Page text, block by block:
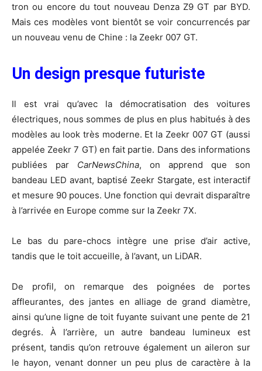
tron ou encore du tout nouveau Denza Z9 GT par BYD.
Mais ces modèles vont bientôt se voir concurrencés par
un nouveau venu de Chine : la Zeekr 007 GT.
Un design presque futuriste
Il est vrai qu’avec la démocratisation des voitures
électriques, nous sommes de plus en plus habitués à des
modèles au look très moderne. Et la Zeekr 007 GT (aussi
appelée Zeekr 7 GT) en fait partie. Dans des informations
publiées par CarNewsChina, on apprend que son
bandeau LED avant, baptisé Zeekr Stargate, est interactif
et mesure 90 pouces. Une fonction qui devrait disparaître
à l’arrivée en Europe comme sur la Zeekr 7X.
Le bas du pare-chocs intègre une prise d’air active,
tandis que le toit accueille, à l’avant, un LiDAR.
De profil, on remarque des poignées de portes
affleurantes, des jantes en alliage de grand diamètre,
ainsi qu’une ligne de toit fuyante suivant une pente de 21
degrés. À l’arrière, un autre bandeau lumineux est
présent, tandis qu’on retrouve également un aileron sur
le hayon, venant donner un peu plus de caractère à la